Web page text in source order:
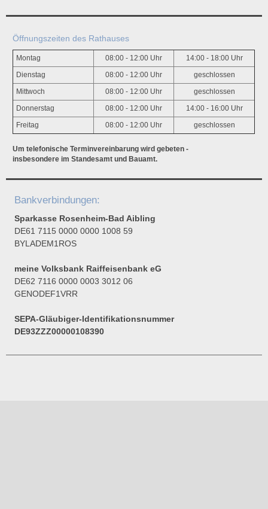
Öffnungszeiten des Rathauses
Montag 08:00 - 12:00 Uhr 14:00 - 18:00 Uhr
Dienstag 08:00 - 12:00 Uhr geschlossen
Mittwoch 08:00 - 12:00 Uhr geschlossen
Donnerstag 08:00 - 12:00 Uhr 14:00 - 16:00 Uhr
Freitag 08:00 - 12:00 Uhr geschlossen
Um telefonische Terminvereinbarung wird gebeten -
insbesondere im Standesamt und Bauamt.
Bankverbindungen:
Sparkasse Rosenheim-Bad Aibling
DE61 7115 0000 0000 1008 59
BYLADEM1ROS
meine Volksbank Raiffeisenbank eG
DE62 7116 0000 0003 3012 06
GENODEF1VRR
SEPA-Gläubiger-Identifikationsnummer
DE93ZZZ00000108390